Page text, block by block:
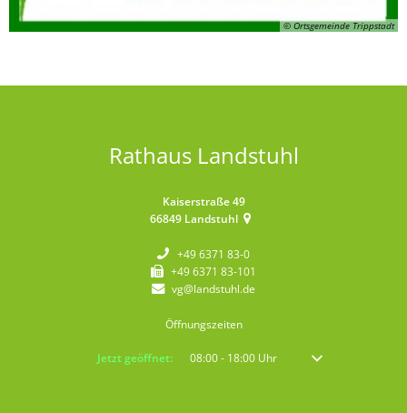
© Ortsgemeinde Trippstadt
Rathaus Landstuhl
Kaiserstraße 49
66849 Landstuhl
+49 6371 83-0
+49 6371 83-101
vg@landstuhl.de
Öffnungszeiten
Klicken, um weitere Öffnungs- oder Schließzeiten auszublenden
Jetzt geöffnet: 08:00- 18:00Uhr Von 08:00 bis 18:00